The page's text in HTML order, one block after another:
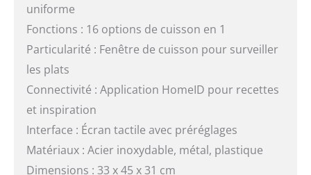
uniforme
Fonctions : 16 options de cuisson en 1
Particularité : Fenêtre de cuisson pour surveiller
les plats
Connectivité : Application HomeID pour recettes
et inspiration
Interface : Écran tactile avec préréglages
Matériaux : Acier inoxydable, métal, plastique
Dimensions : 33 x 45 x 31 cm